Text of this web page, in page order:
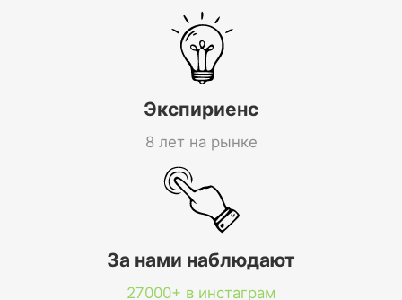
Экспириенс
8 лет на рынке
За нами наблюдают
27000+ в инстаграм